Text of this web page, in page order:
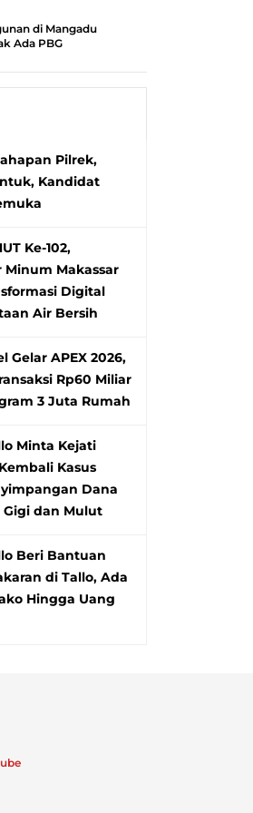
di Mangadu
Ada PBG
Pilrek,
Kandidat
Ke-102,
Minum Makassar
Digital
Air Bersih
Gelar APEX 2026,
Rp60 Miliar
3 Juta Rumah
Minta Kejati
Kasus
Dana
Gigi dan Mulut
Beri Bantuan
di Tallo, Ada
Hingga Uang